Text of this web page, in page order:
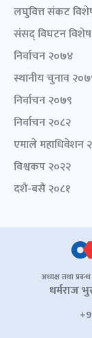
लघुवित्त संकट
संसद् विघटन विशेष
निर्वाचन २०७४
स्थानीय चुनाव
निर्वाचन २०७९
निर्वाचन २०८२
एमाले महाधिवेशन
विश्वकप २०२२
दशैं-बसैं २०८१
अध्यक्ष तथा
धर्मराज